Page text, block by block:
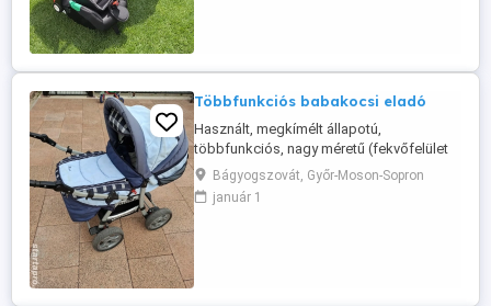
Többfunkciós babakocsi eladó
Használt, megkímélt állapotú,
többfunkciós, nagy méretű (fekvőfelület
98x33 cm) babakocsi eladó, hozzá
tartozó mózeskosárral és táskával együtt
Összecsukható, később sportkocsinak is
Bágyogszovát, Győr-Moson-Sopron
január 1